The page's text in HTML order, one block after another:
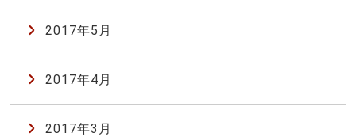
2017年5月
2017年4月
2017年3月